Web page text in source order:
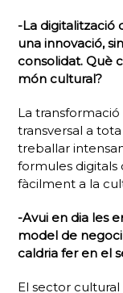
-La digitalització
una innovació,
consolidat. Què
món cultural?
La
transversal a
treballar
formules
fàcilment a la
-Avui en dia les
model de
caldria fer en el
El sector